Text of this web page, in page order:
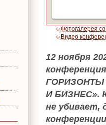
Фотогалерея
Видео
12 ноября
ГОРИЗОНТЫ
И БИЗНЕС».
не убивает,